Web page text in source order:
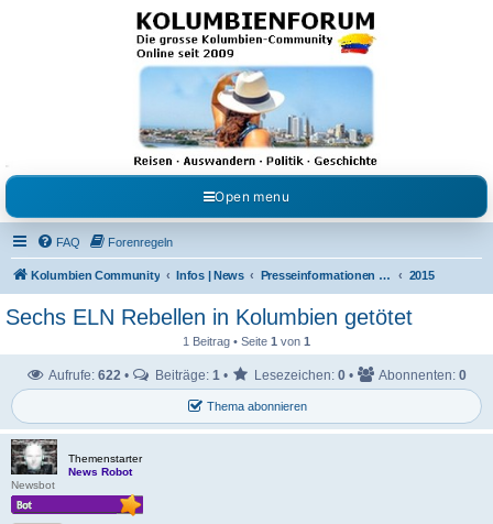
Kolumbienforum - Das
grosse Forum der
Freunde Kolumbiens
Reisen, Auswandern, Kultur, Politik, Geschichte und Visum in Kolumbien und Venezuela.
Austausch, Erfahrungen und Gemeinschaft im Kolumbienforum
Open menu
FAQ Forenregeln
Kolumbien Community Infos | News Presseinformationen & Neuigkeiten 2015
Sechs ELN Rebellen in Kolumbien getötet
1 Beitrag • Seite 1 von 1
Thema abonnieren
Aufrufe: 622 • Beiträge: 1 • Lesezeichen: 0 • Abonnenten: 0
Themenstarter
News Robot
Newsbot